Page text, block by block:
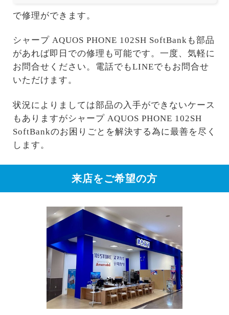
で修理ができます。
シャープ AQUOS PHONE 102SH SoftBankも部品
があれば即日での修理も可能です。一度、気軽に
お問合せください。電話でもLINEでもお問合せ
いただけます。
状況によりましては部品の入手ができないケース
もありますがシャープ AQUOS PHONE 102SH
SoftBankのお困りごとを解決する為に最善を尽く
します。
来店をご希望の方